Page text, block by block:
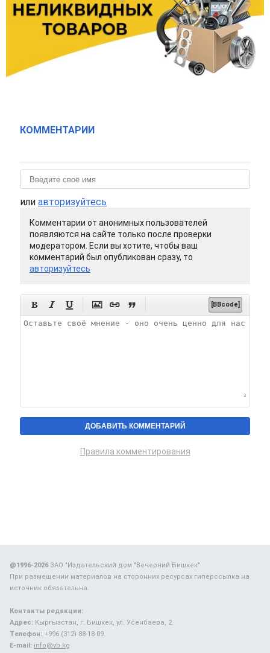
КОММЕНТАРИИ
или авторизуйтесь
Комментарии от анонимных пользователей
появляются на сайте только после проверки
модератором. Если вы хотите, чтобы ваш
комментарий был опубликован сразу, то
авторизуйтесь
      [BBcode]
Правила комментирования
@1996-2026ЗАО "Издательский дом "Вечерний Бишкек"
При размещении материалов на сторонних ресурсах гиперссылка на
источник обязательна.
Контакты редакции:
Адрес: Кыргызстан, г. Бишкек, ул. Усенбаева, 2.
Телефон: +996 (312) 88-18-09.
E-mail: info@vb.kg